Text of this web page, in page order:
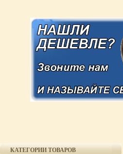
КАТЕГОРИИ ТОВАРОВ